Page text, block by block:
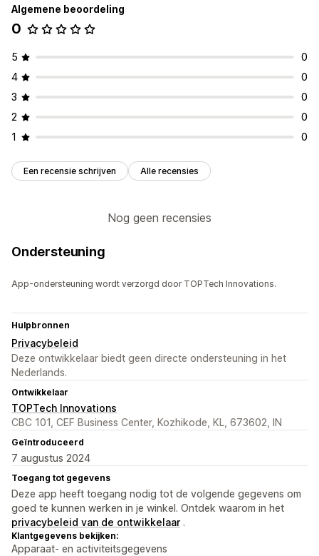
Algemene beoordeling
0
5
0
4
0
3
0
2
0
1
0
Een recensie schrijven Alle recensies
Nog geen recensies
Ondersteuning
App-ondersteuning wordt verzorgd door TOPTech Innovations.
Hulpbronnen
Privacybeleid
Deze ontwikkelaar biedt geen directe ondersteuning in het
Nederlands.
Ontwikkelaar
TOPTech Innovations
CBC 101, CEF Business Center, Kozhikode, KL, 673602, IN
Geïntroduceerd
7 augustus 2024
Toegang tot gegevens
Deze app heeft toegang nodig tot de volgende gegevens om
goed te kunnen werken in je winkel. Ontdek waarom in het
privacybeleid van de ontwikkelaar .
Klantgegevens bekijken:
Apparaat- en activiteitsgegevens